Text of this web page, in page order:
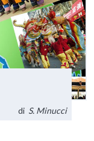
di S. Minucci